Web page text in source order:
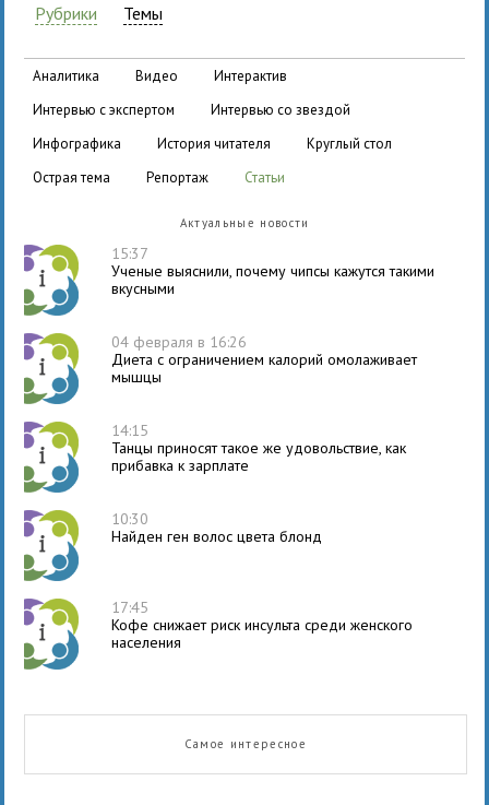
Рубрики Темы
аналитика видео
интерактив
интервью с экспертом
интервью со звездой
инфографика
история читателя
круглый стол
острая тема
репортаж статьи
Актуальные новости
15:37
Ученые выяснили, почему чипсы кажутся такими
вкусными
04 февраля в 16:26
Диета с ограничением калорий омолаживает
мышцы
14:15
Танцы приносят такое же удовольствие, как
прибавка к зарплате
10:30
Найден ген волос цвета блонд
17:45
Кофе снижает риск инсульта среди женского
населения
Самое интересное